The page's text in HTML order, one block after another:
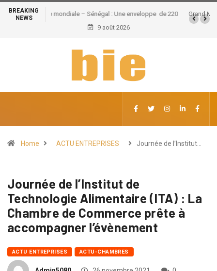
BREAKING
NEWS
Grand Magal de Touba : Près de 630 milliards FCFA de
retombées économiques et un potentiel de 100.000
9 août 2026
Home ACTU ENTREPRISES Journée de l’Institut…
Journée de l’Institut de
Technologie Alimentaire (ITA) : La
Chambre de Commerce prête à
accompagner l’évènement
ACTU ENTREPRISES ACTU-CHAMBRES